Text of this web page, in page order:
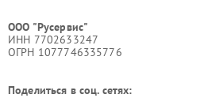
ООО "Русервис"
ИНН 7702633247
ОГРН 1077746335776
Поделиться в соц. сетях: